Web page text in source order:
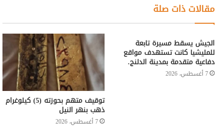
مقالات ذات صلة
الجيش يسقط مسيرة تابعة
للمليشيا كانت تستهدف مواقع
دفاعية متقدمة بمدينة الدلنج.
7 أغسطس، 2026
توقيف متهم بحوزته (5) كيلوغرام
ذهب بنهر النيل
7 أغسطس، 2026